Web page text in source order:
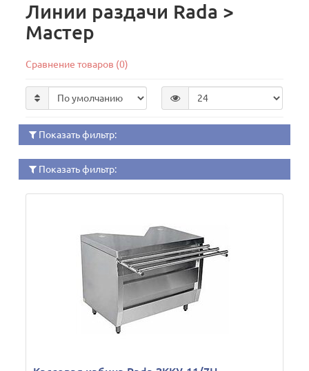
Линии раздачи Rada >
Мастер
Сравнение товаров (0)
Показать фильтр:
Показать фильтр: